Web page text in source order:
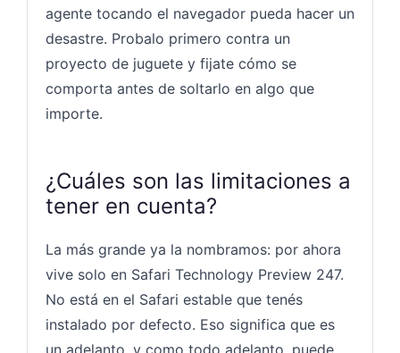
agente tocando el navegador pueda hacer un
desastre. Probalo primero contra un
proyecto de juguete y fijate cómo se
comporta antes de soltarlo en algo que
importe.
¿Cuáles son las limitaciones a
tener en cuenta?
La más grande ya la nombramos: por ahora
vive solo en Safari Technology Preview 247.
No está en el Safari estable que tenés
instalado por defecto. Eso significa que es
un adelanto, y como todo adelanto, puede